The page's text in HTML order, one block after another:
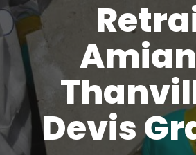
Devis